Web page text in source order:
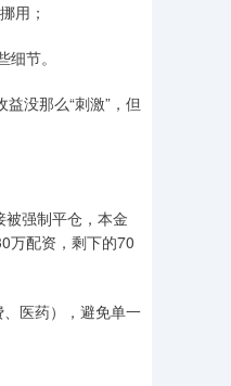
用；
节。
没那么“刺激”，但
强制平仓，本金
万配资，剩下的70
医药），避免单一